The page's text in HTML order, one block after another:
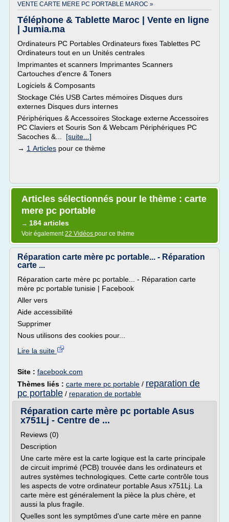
VENTE CARTE MERE PC PORTABLE MAROC »
Téléphone & Tablette Maroc | Vente en ligne
| Jumia.ma
Ordinateurs PC Portables Ordinateurs fixes Tablettes PC
Ordinateurs tout en un Unités centrales
Imprimantes et scanners Imprimantes Scanners
Cartouches d'encre & Toners
Logiciels & Composants
Stockage Clés USB Cartes mémoires Disques durs
externes Disques durs internes
Périphériques & Accessoires Stockage externe Accessoires
PC Claviers et Souris Son & Webcam Périphériques PC
Sacoches &... [suite...]
→ 1 Articles pour ce thème
Articles sélectionnés pour le thème : carte
mere pc portable
→ 184 articles
Voir également22 Vidéos pour ce thème
Réparation carte mère pc portable... - Réparation
carte ...
Réparation carte mère pc portable... - Réparation carte
mère pc portable tunisie | Facebook
Aller vers
Aide accessibilité
Supprimer
Nous utilisons des cookies pour...
Lire la suite
Site : facebook.com
Thèmes liés : carte mere pc portable / reparation de
pc portable / reparation de portable
Réparation carte mère pc portable Asus
x751Lj - Centre de ...
Reviews (0)
Description
Une carte mère est la carte logique est la carte principale
de circuit imprimé (PCB) trouvée dans les ordinateurs et
autres systèmes technologiques. Cette carte contrôle tous
les aspects de votre ordinateur portable Asus x751Lj. La
carte mère est généralement la pièce la plus chère, et
aussi la plus fragile.
Quelles sont les symptômes d'une carte mère en panne